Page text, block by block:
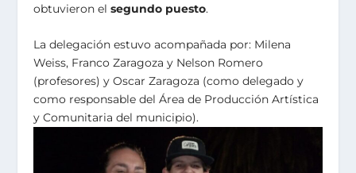
obtuvieron elsegundo puesto.
La delegación estuvo acompañada por: Milena
Weiss, Franco Zaragoza y Nelson Romero
(profesores) y Oscar Zaragoza (como delegado y
como responsable del Área de Producción Artística
y Comunitaria del municipio).